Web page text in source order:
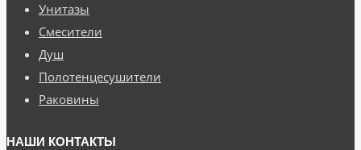
Унитазы
Смесители
Душ
Полотенцесушители
Раковины
НАШИ КОНТАКТЫ